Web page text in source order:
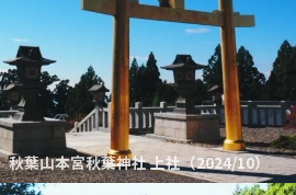
秋葉山本宮秋葉神社 上社（2024/10）